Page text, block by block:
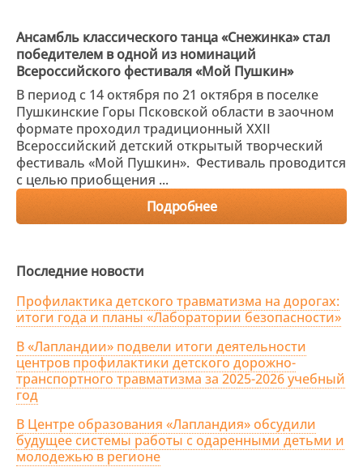
Ансамбль классического танца «Снежинка» стал
победителем в одной из номинаций
Всероссийского фестиваля «Мой Пушкин»
В период с 14 октября по 21 октября в поселке
Пушкинские Горы Псковской области в заочном
формате проходил традиционный XXII
Всероссийский детский открытый творческий
фестиваль «Мой Пушкин». Фестиваль проводится
с целью приобщения ...
Подробнее
Последние новости
Профилактика детского травматизма на дорогах:
итоги года и планы «Лаборатории безопасности»
В «Лапландии» подвели итоги деятельности
центров профилактики детского дорожно-
транспортного травматизма за 2025-2026 учебный
год
В Центре образования «Лапландия» обсудили
будущее системы работы с одаренными детьми и
молодежью в регионе